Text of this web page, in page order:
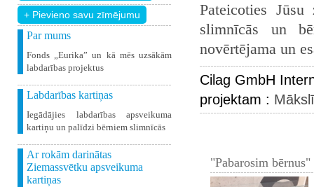
+ Pievieno savu zīmējumu
Par mums
Fonds „Eurika” un kā mēs uzsākām
labdarības projektus
Labdarības kartiņas
Iegādājies labdarības apsveikuma
kartiņu un palīdzi bērniem slimnīcās
Ar rokām darinātas
Ziemassvētku apsveikuma
kartiņas
Pateicoties
slimnīcās un
novērtējama un
Cilag GmbH
projektam :
"Pabarosim